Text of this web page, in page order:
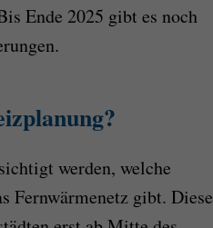
Ende 2025 gibt es noch
werden, welche
Fernwärmenetz gibt. Diese